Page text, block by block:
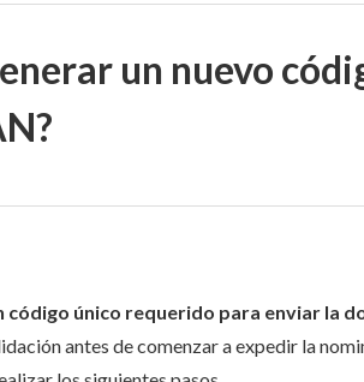
un nuevo
código único requerido para enviar la
antes de comenzar a expedir la